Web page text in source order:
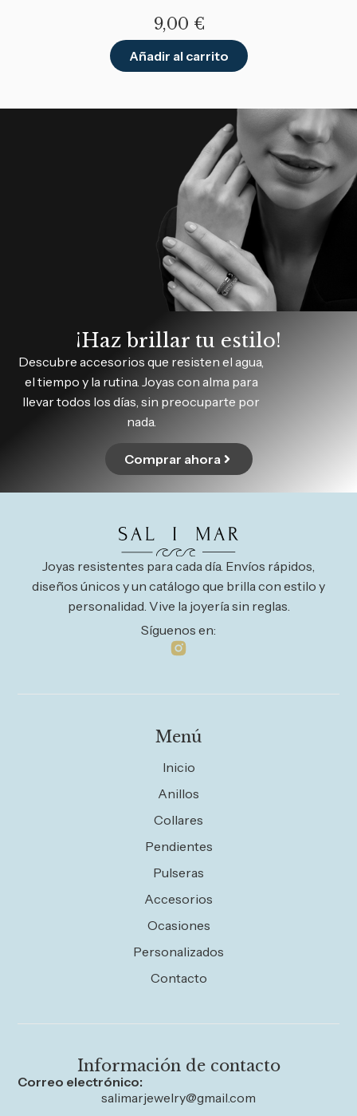
9,00 €
Añadir al carrito
¡Haz brillar tu estilo!
Descubre accesorios que resisten el agua,
el tiempo y la rutina. Joyas con alma para
llevar todos los días, sin preocuparte por
nada.
Comprar ahora
Joyas resistentes para cada día. Envíos rápidos,
diseños únicos y un catálogo que brilla con estilo y
personalidad. Vive la joyería sin reglas.
Síguenos en:
Menú
Inicio
Anillos
Collares
Pendientes
Pulseras
Accesorios
Ocasiones
Personalizados
Contacto
Información de contacto
Correo electrónico:
salimarjewelry@gmail.com